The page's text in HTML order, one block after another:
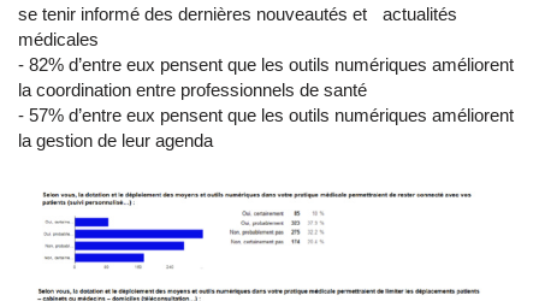
se tenir informé des dernières nouveautés et actualités
médicales
- 82% d’entre eux pensent que les outils numériques améliorent
la coordination entre professionnels de santé
- 57% d’entre eux pensent que les outils numériques améliorent
la gestion de leur agenda